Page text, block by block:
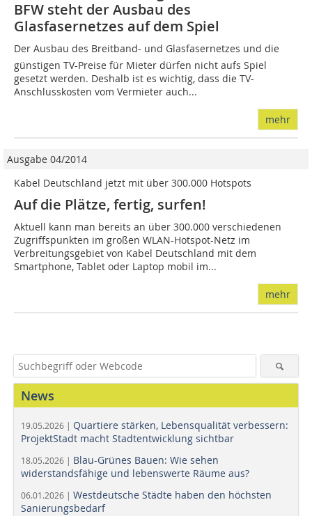
BFW steht der Ausbau des
Glasfasernetzes auf dem Spiel
Der Ausbau des Breitband- und Glasfasernetzes und die
günstigen TV-Preise für Mieter dürfen nicht aufs Spiel
gesetzt werden. Deshalb ist es wichtig, dass die TV-
Anschlusskosten vom Vermieter auch...
mehr
Ausgabe 04/2014
Kabel Deutschland jetzt mit über 300.000 Hotspots
Auf die Plätze, fertig, surfen!
Aktuell kann man bereits an über 300.000 verschiedenen
Zugriffspunkten im großen WLAN-Hotspot-Netz im
Verbreitungsgebiet von Kabel Deutschland mit dem
Smartphone, Tablet oder Laptop mobil im...
mehr
News
19.05.2026 | Quartiere stärken, Lebensqualität verbessern:
ProjektStadt macht Stadtentwicklung sichtbar
18.05.2026 | Blau-Grünes Bauen: Wie sehen
widerstandsfähige und lebenswerte Räume aus?
06.01.2026 | Westdeutsche Städte haben den höchsten
Sanierungsbedarf